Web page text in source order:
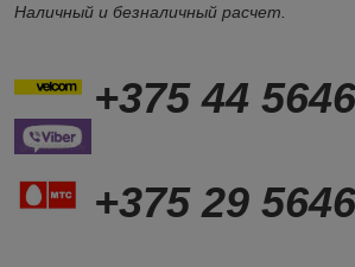
Наличный и безналичный расчет.
+375 44
+375 29